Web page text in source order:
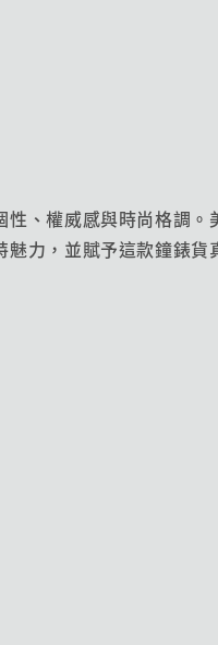
、權威感與時尚格調。
力，並賦予這款鐘錶貨